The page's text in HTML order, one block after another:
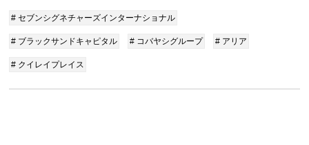
# セブンシグネチャーズインターナショナル
# ブラックサンドキャピタル # コバヤシグループ # アリア
# クイレイプレイス